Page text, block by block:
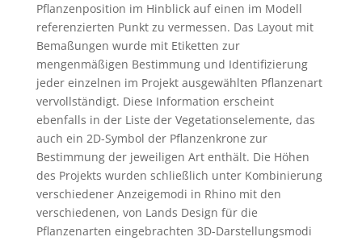
Pflanzenposition im Hinblick auf einen im Modell
referenzierten Punkt zu vermessen. Das Layout mit
Bemaßungen wurde mit Etiketten zur
mengenmäßigen Bestimmung und Identifizierung
jeder einzelnen im Projekt ausgewählten Pflanzenart
vervollständigt. Diese Information erscheint
ebenfalls in der Liste der Vegetationselemente, das
auch ein 2D-Symbol der Pflanzenkrone zur
Bestimmung der jeweiligen Art enthält. Die Höhen
des Projekts wurden schließlich unter Kombinierung
verschiedener Anzeigemodi in Rhino mit den
verschiedenen, von Lands Design für die
Pflanzenarten eingebrachten 3D-Darstellungsmodi